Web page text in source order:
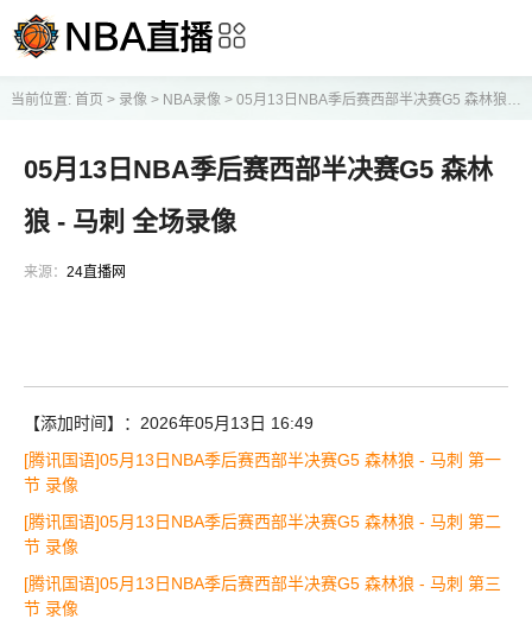
当前位置: 首页 > 录像> NBA录像> 05月13日NBA季后赛西部半决赛G5 森林狼 - 马刺 全场录像
05月13日NBA季后赛西部半决赛G5 森林
狼 - 马刺 全场录像
来源： 24直播网
【添加时间】：2026年05月13日 16:49
[腾讯国语]05月13日NBA季后赛西部半决赛G5 森林狼 - 马刺 第一
节 录像
[腾讯国语]05月13日NBA季后赛西部半决赛G5 森林狼 - 马刺 第二
节 录像
[腾讯国语]05月13日NBA季后赛西部半决赛G5 森林狼 - 马刺 第三
节 录像